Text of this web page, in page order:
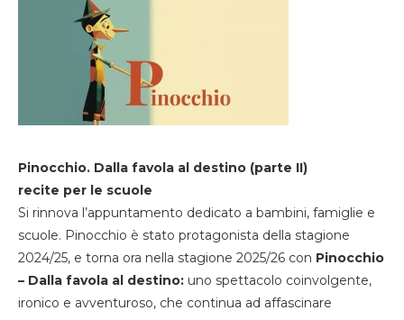
Pinocchio. Dalla favola al destino (parte II)
recite per le scuole
Si rinnova l’appuntamento dedicato a bambini, famiglie e
scuole. Pinocchio è stato protagonista della stagione
2024/25, e torna ora nella stagione 2025/26 con Pinocchio
– Dalla favola al destino: uno spettacolo coinvolgente,
ironico e avventuroso, che continua ad affascinare